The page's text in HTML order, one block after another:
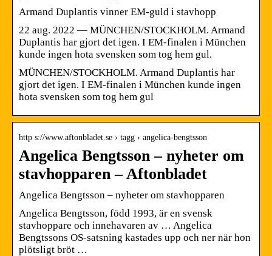
Armand Duplantis vinner EM-guld i stavhopp
22 aug. 2022 — MÜNCHEN/STOCKHOLM. Armand
Duplantis har gjort det igen. I EM-finalen i München
kunde ingen hota svensken som tog hem gul.
MÜNCHEN/STOCKHOLM. Armand Duplantis har
gjort det igen. I EM-finalen i München kunde ingen
hota svensken som tog hem gul
http s://www.aftonbladet.se › tagg › angelica-bengtsson
Angelica Bengtsson – nyheter om
stavhopparen – Aftonbladet
Angelica Bengtsson – nyheter om stavhopparen
Angelica Bengtsson, född 1993, är en svensk
stavhoppare och innehavaren av … Angelica
Bengtssons OS-satsning kastades upp och ner när hon
plötsligt bröt …